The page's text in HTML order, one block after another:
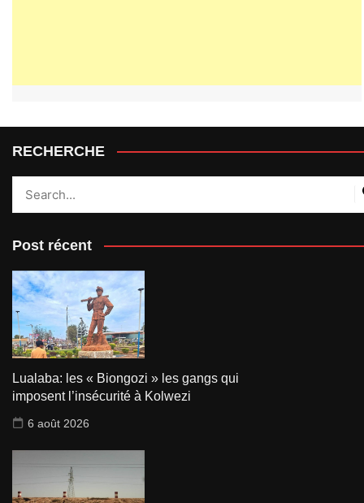
RECHERCHE
Post récent
Lualaba: les « Biongozi » les gangs qui
imposent l’insécurité à Kolwezi
6 août 2026